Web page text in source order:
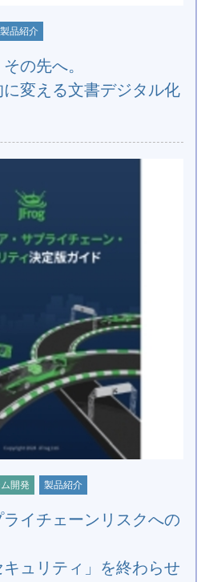
製品紹介
の先へ。
変える文書デジタル化
開発 製品紹介
イチェーンリスクへの
キュリティ」を終わらせ